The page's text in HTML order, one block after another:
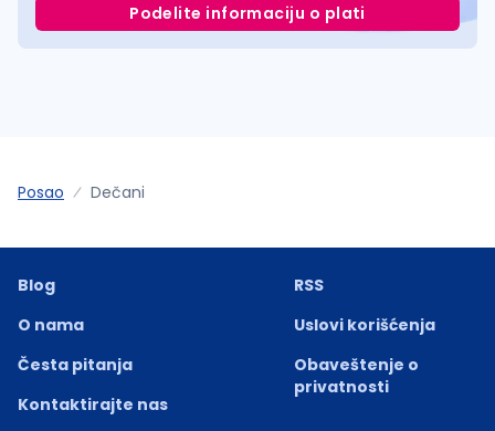
Podelite informaciju o plati
Posao Dečani
Blog
O nama
Česta pitanja
Kontaktirajte nas
RSS
Uslovi korišćenja
Obaveštenje o
privatnosti